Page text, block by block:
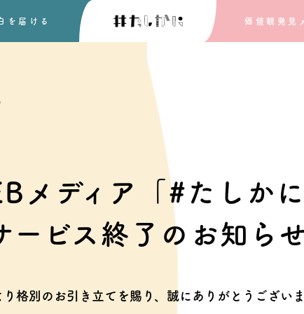
を 届ける 価値観発見
メディア「#たしかに
ービス終了のお知ら
り格別のお引き立てを賜り、 誠にありがとうございま